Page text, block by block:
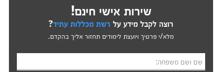
שירות אישי חינם!
רוצה לקבל מידע על רשת מכללות עתיד?
מלא/י פרטיך ויועצת לימודים תחזור אליך בהקדם.
שם ושם משפחה: